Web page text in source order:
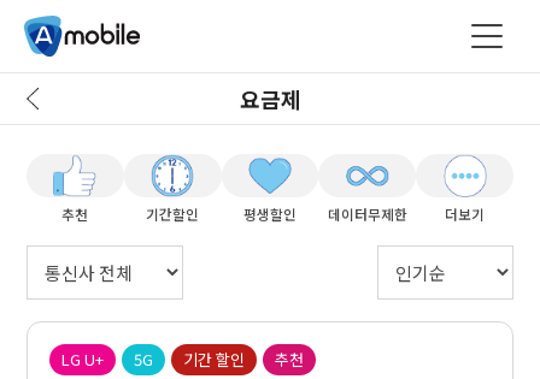
요금제
추천 기간할인 평생할인 데이터무제한 더보기
LG U+ 5G 기간 할인 추천